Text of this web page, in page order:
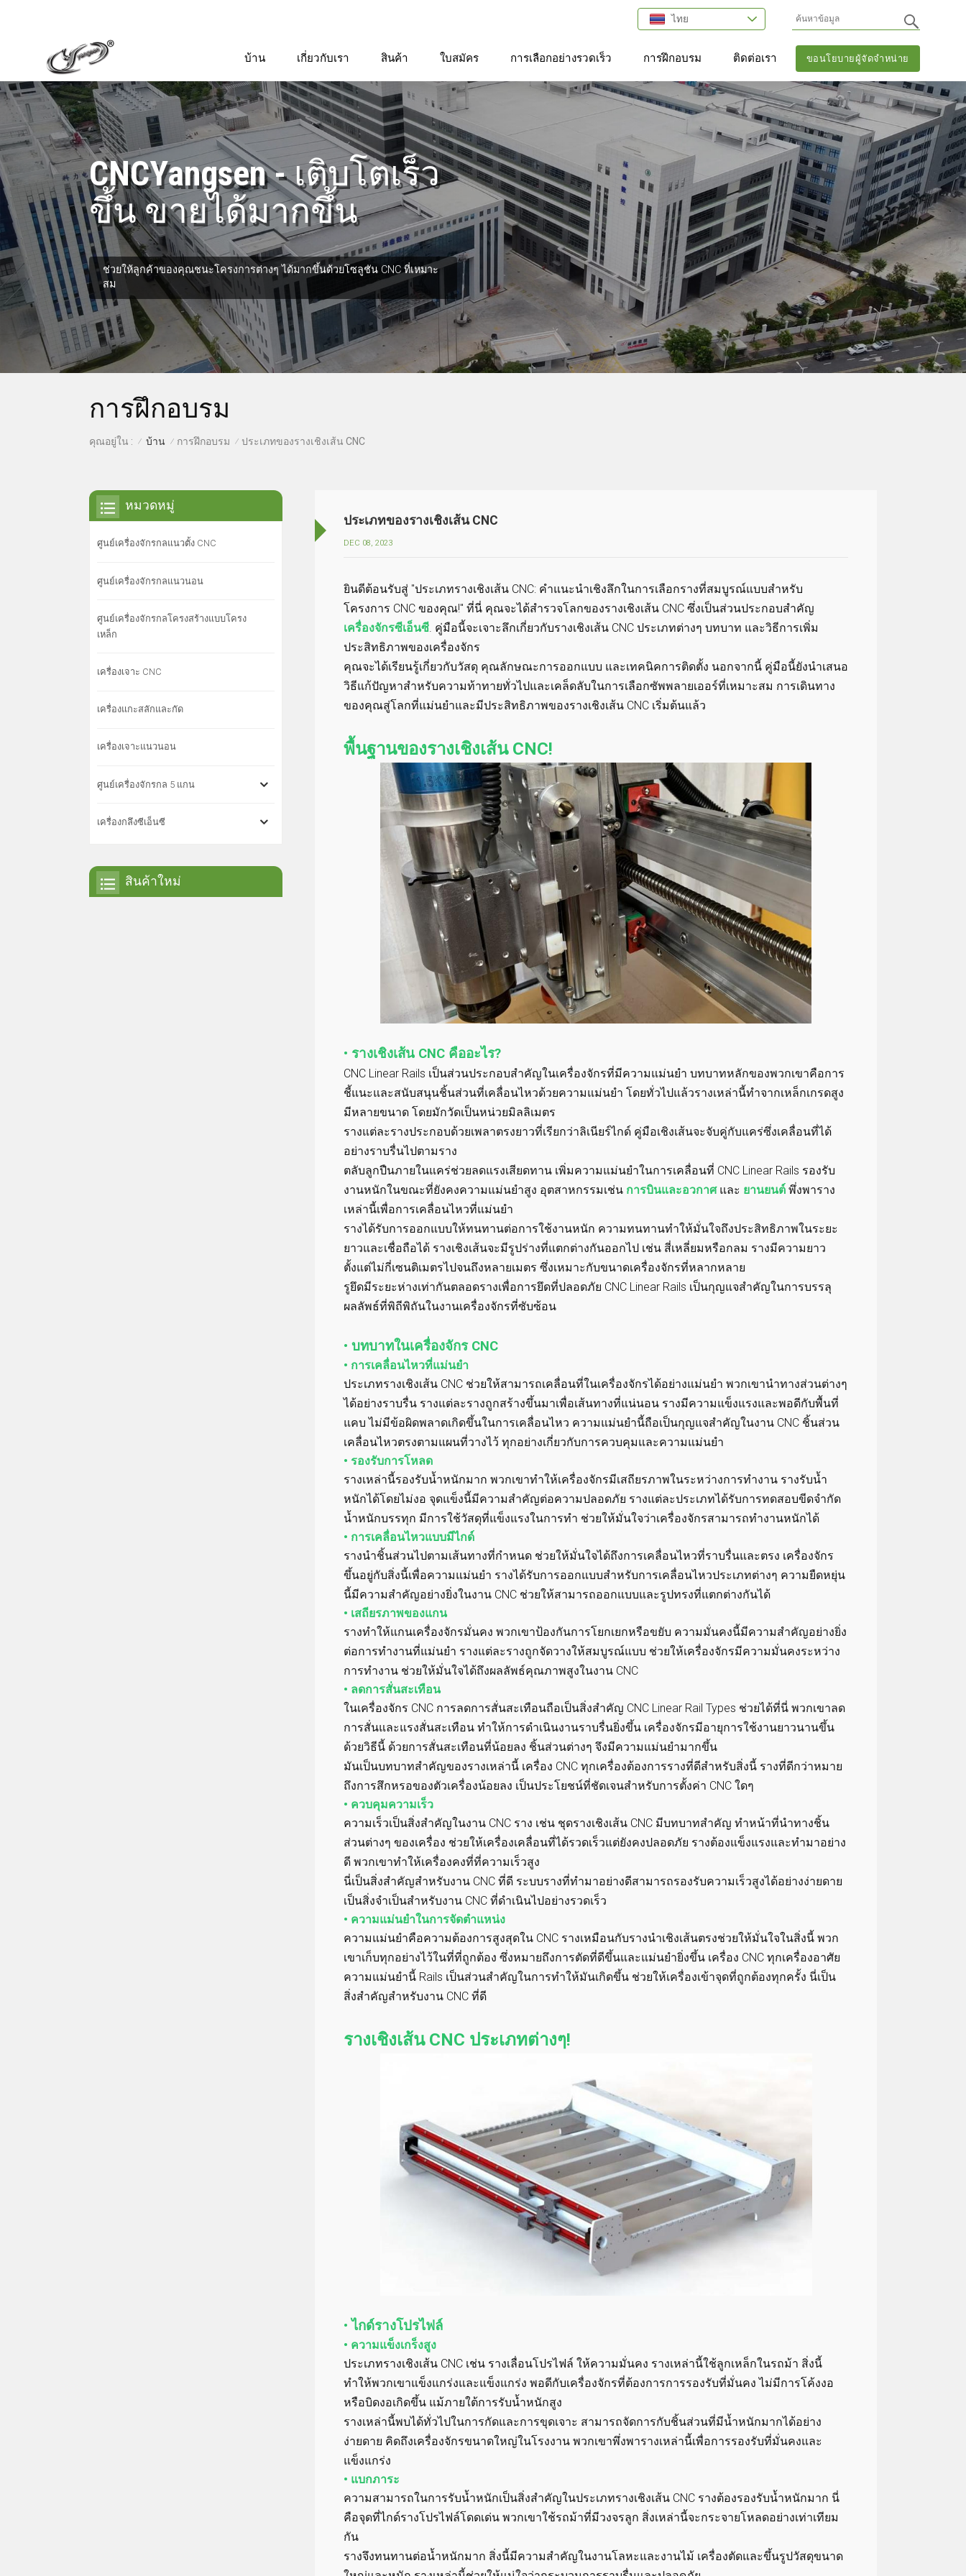
ไทย
ขอนโยบายผู้จัดจำหน่าย
บ้าน เกี่ยวกับเรา สินค้า ใบสมัคร การเลือกอย่างรวดเร็ว การฝึกอบรม ติดต่อเรา
CNCYangsen - เติบโตเร็ว
ขึ้น ขายได้มากขึ้น
ช่วยให้ลูกค้าของคุณชนะโครงการต่างๆ ได้มากขึ้นด้วยโซลูชัน CNC ที่เหมาะ
สม
การฝึกอบรม
คุณอยู่ใน : / บ้าน / การฝึกอบรม / ประเภทของรางเชิงเส้น CNC
ประเภทของรางเชิงเส้น CNC
DEC 08, 2023
ยินดีต้อนรับสู่ "ประเภทรางเชิงเส้น CNC: คำแนะนำเชิงลึกในการเลือกรางที่สมบูรณ์แบบสำหรับ
โครงการ CNC ของคุณ!" ที่นี่ คุณจะได้สำรวจโลกของรางเชิงเส้น CNC ซึ่งเป็นส่วนประกอบสำคัญ
เครื่องจักรซีเอ็นซี. คู่มือนี้จะเจาะลึกเกี่ยวกับรางเชิงเส้น CNC ประเภทต่างๆ บทบาท และวิธีการเพิ่ม
ประสิทธิภาพของเครื่องจักร
คุณจะได้เรียนรู้เกี่ยวกับวัสดุ คุณลักษณะการออกแบบ และเทคนิคการติดตั้ง นอกจากนี้ คู่มือนี้ยังนำเสนอ
วิธีแก้ปัญหาสำหรับความท้าทายทั่วไปและเคล็ดลับในการเลือกซัพพลายเออร์ที่เหมาะสม การเดินทาง
ของคุณสู่โลกที่แม่นยำและมีประสิทธิภาพของรางเชิงเส้น CNC เริ่มต้นแล้ว
พื้นฐานของรางเชิงเส้น CNC!
• รางเชิงเส้น CNC คืออะไร?
CNC Linear Rails เป็นส่วนประกอบสำคัญในเครื่องจักรที่มีความแม่นยำ บทบาทหลักของพวกเขาคือการ
ชี้แนะและสนับสนุนชิ้นส่วนที่เคลื่อนไหวด้วยความแม่นยำ โดยทั่วไปแล้วรางเหล่านี้ทำจากเหล็กเกรดสูง
มีหลายขนาด โดยมักวัดเป็นหน่วยมิลลิเมตร
รางแต่ละรางประกอบด้วยเพลาตรงยาวที่เรียกว่าลิเนียร์ไกด์ คู่มือเชิงเส้นจะจับคู่กับแคร่ซึ่งเคลื่อนที่ได้
อย่างราบรื่นไปตามราง
ตลับลูกปืนภายในแคร่ช่วยลดแรงเสียดทาน เพิ่มความแม่นยำในการเคลื่อนที่ CNC Linear Rails รองรับ
งานหนักในขณะที่ยังคงความแม่นยำสูง อุตสาหกรรมเช่น การบินและอวกาศและ ยานยนต์ พึ่งพาราง
เหล่านี้เพื่อการเคลื่อนไหวที่แม่นยำ
รางได้รับการออกแบบให้ทนทานต่อการใช้งานหนัก ความทนทานทำให้มั่นใจถึงประสิทธิภาพในระยะ
ยาวและเชื่อถือได้ รางเชิงเส้นจะมีรูปร่างที่แตกต่างกันออกไป เช่น สี่เหลี่ยมหรือกลม รางมีความยาว
ตั้งแต่ไม่กี่เซนติเมตรไปจนถึงหลายเมตร ซึ่งเหมาะกับขนาดเครื่องจักรที่หลากหลาย
รูยึดมีระยะห่างเท่ากันตลอดรางเพื่อการยึดที่ปลอดภัย CNC Linear Rails เป็นกุญแจสำคัญในการบรรลุ
ผลลัพธ์ที่พิถีพิถันในงานเครื่องจักรที่ซับซ้อน
• บทบาทในเครื่องจักร CNC
• การเคลื่อนไหวที่แม่นยำ
ประเภทรางเชิงเส้น CNC ช่วยให้สามารถเคลื่อนที่ในเครื่องจักรได้อย่างแม่นยำ พวกเขานำทางส่วนต่างๆ
ได้อย่างราบรื่น รางแต่ละรางถูกสร้างขึ้นมาเพื่อเส้นทางที่แน่นอน รางมีความแข็งแรงและพอดีกับพื้นที่
แคบ ไม่มีข้อผิดพลาดเกิดขึ้นในการเคลื่อนไหว ความแม่นยำนี้ถือเป็นกุญแจสำคัญในงาน CNC ชิ้นส่วน
เคลื่อนไหวตรงตามแผนที่วางไว้ ทุกอย่างเกี่ยวกับการควบคุมและความแม่นยำ
• รองรับการโหลด
รางเหล่านี้รองรับน้ำหนักมาก พวกเขาทำให้เครื่องจักรมีเสถียรภาพในระหว่างการทำงาน รางรับน้ำ
หนักได้โดยไม่งอ จุดแข็งนี้มีความสำคัญต่อความปลอดภัย รางแต่ละประเภทได้รับการทดสอบขีดจำกัด
น้ำหนักบรรทุก มีการใช้วัสดุที่แข็งแรงในการทำ ช่วยให้มั่นใจว่าเครื่องจักรสามารถทำงานหนักได้
• การเคลื่อนไหวแบบมีไกด์
รางนำชิ้นส่วนไปตามเส้นทางที่กำหนด ช่วยให้มั่นใจได้ถึงการเคลื่อนไหวที่ราบรื่นและตรง เครื่องจักร
ขึ้นอยู่กับสิ่งนี้เพื่อความแม่นยำ รางได้รับการออกแบบสำหรับการเคลื่อนไหวประเภทต่างๆ ความยืดหยุ่น
นี้มีความสำคัญอย่างยิ่งในงาน CNC ช่วยให้สามารถออกแบบและรูปทรงที่แตกต่างกันได้
• เสถียรภาพของแกน
รางทำให้แกนเครื่องจักรมั่นคง พวกเขาป้องกันการโยกเยกหรือขยับ ความมั่นคงนี้มีความสำคัญอย่างยิ่ง
ต่อการทำงานที่แม่นยำ รางแต่ละรางถูกจัดวางให้สมบูรณ์แบบ ช่วยให้เครื่องจักรมีความมั่นคงระหว่าง
การทำงาน ช่วยให้มั่นใจได้ถึงผลลัพธ์คุณภาพสูงในงาน CNC
• ลดการสั่นสะเทือน
ในเครื่องจักร CNC การลดการสั่นสะเทือนถือเป็นสิ่งสำคัญ CNC Linear Rail Types ช่วยได้ที่นี่ พวกเขาลด
การสั่นและแรงสั่นสะเทือน ทำให้การดำเนินงานราบรื่นยิ่งขึ้น เครื่องจักรมีอายุการใช้งานยาวนานขึ้น
ด้วยวิธีนี้ ด้วยการสั่นสะเทือนที่น้อยลง ชิ้นส่วนต่างๆ จึงมีความแม่นยำมากขึ้น
มันเป็นบทบาทสำคัญของรางเหล่านี้ เครื่อง CNC ทุกเครื่องต้องการรางที่ดีสำหรับสิ่งนี้ รางที่ดีกว่าหมาย
ถึงการสึกหรอของตัวเครื่องน้อยลง เป็นประโยชน์ที่ชัดเจนสำหรับการตั้งค่า CNC ใดๆ
• ควบคุมความเร็ว
ความเร็วเป็นสิ่งสำคัญในงาน CNC ราง เช่น ชุดรางเชิงเส้น CNC มีบทบาทสำคัญ ทำหน้าที่นำทางชิ้น
ส่วนต่างๆ ของเครื่อง ช่วยให้เครื่องเคลื่อนที่ได้รวดเร็วแต่ยังคงปลอดภัย รางต้องแข็งแรงและทำมาอย่าง
ดี พวกเขาทำให้เครื่องคงที่ที่ความเร็วสูง
นี่เป็นสิ่งสำคัญสำหรับงาน CNC ที่ดี ระบบรางที่ทำมาอย่างดีสามารถรองรับความเร็วสูงได้อย่างง่ายดาย
เป็นสิ่งจำเป็นสำหรับงาน CNC ที่ดำเนินไปอย่างรวดเร็ว
• ความแม่นยำในการจัดตำแหน่ง
ความแม่นยำคือความต้องการสูงสุดใน CNC รางเหมือนกับรางนำเชิงเส้นตรงช่วยให้มั่นใจในสิ่งนี้ พวก
เขาเก็บทุกอย่างไว้ในที่ที่ถูกต้อง ซึ่งหมายถึงการตัดที่ดีขึ้นและแม่นยำยิ่งขึ้น เครื่อง CNC ทุกเครื่องอาศัย
ความแม่นยำนี้ Rails เป็นส่วนสำคัญในการทำให้มันเกิดขึ้น ช่วยให้เครื่องเข้าจุดที่ถูกต้องทุกครั้ง นี่เป็น
สิ่งสำคัญสำหรับงาน CNC ที่ดี
รางเชิงเส้น CNC ประเภทต่างๆ!
• ไกด์รางโปรไฟล์
• ความแข็งเกร็งสูง
ประเภทรางเชิงเส้น CNC เช่น รางเลื่อนโปรไฟล์ ให้ความมั่นคง รางเหล่านี้ใช้ลูกเหล็กในรถม้า สิ่งนี้
ทำให้พวกเขาแข็งแกร่งและแข็งแกร่ง พอดีกับเครื่องจักรที่ต้องการการรองรับที่มั่นคง ไม่มีการโค้งงอ
หรือบิดงอเกิดขึ้น แม้ภายใต้การรับน้ำหนักสูง
รางเหล่านี้พบได้ทั่วไปในการกัดและการขุดเจาะ สามารถจัดการกับชิ้นส่วนที่มีน้ำหนักมากได้อย่าง
ง่ายดาย คิดถึงเครื่องจักรขนาดใหญ่ในโรงงาน พวกเขาพึ่งพารางเหล่านี้เพื่อการรองรับที่มั่นคงและ
แข็งแกร่ง
• แบกภาระ
ความสามารถในการรับน้ำหนักเป็นสิ่งสำคัญในประเภทรางเชิงเส้น CNC รางต้องรองรับน้ำหนักมาก นี่
คือจุดที่ไกด์รางโปรไฟล์โดดเด่น พวกเขาใช้รถม้าที่มีวงจรลูก สิ่งเหล่านี้จะกระจายโหลดอย่างเท่าเทียม
กัน
รางจึงทนทานต่อน้ำหนักมาก สิ่งนี้มีความสำคัญในงานโลหะและงานไม้ เครื่องตัดและขึ้นรูปวัสดุขนาด
หมวดหมู่
ศูนย์เครื่องจักรกลแนวตั้ง CNC
ศูนย์เครื่องจักรกลแนวนอน
ศูนย์เครื่องจักรกลโครงสร้างแบบโครง
เหล็ก
เครื่องเจาะ CNC
เครื่องแกะสลักและกัด
เครื่องเจาะแนวนอน
ศูนย์เครื่องจักรกล 5 แกน
เครื่องกลึงซีเอ็นซี
สินค้าใหม่